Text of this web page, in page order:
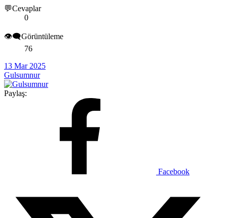
💬Cevaplar
0
👁️‍🗨️Görüntüleme
76
13 Mar 2025
Gulsumnur
Paylaş:
Facebook